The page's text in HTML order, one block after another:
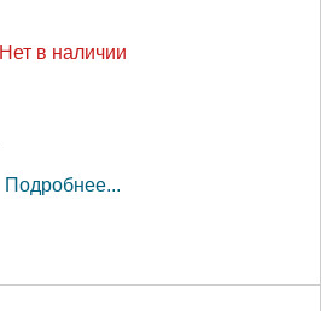
Нет в наличии
Подробнее...